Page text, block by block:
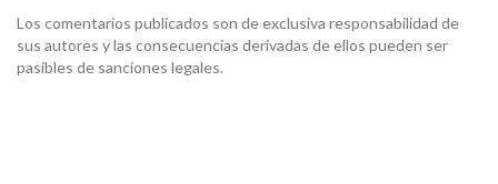
Los comentarios publicados son de exclusiva responsabilidad de
sus autores y las consecuencias derivadas de ellos pueden ser
pasibles de sanciones legales.